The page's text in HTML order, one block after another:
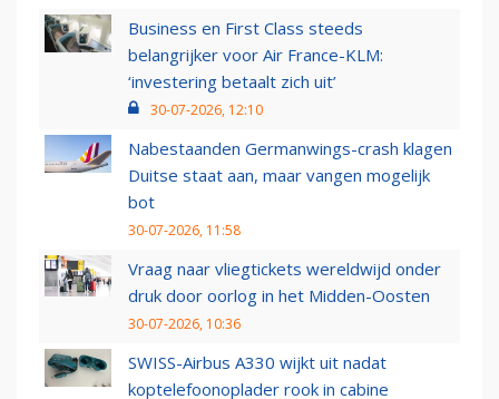
Business en First Class steeds
belangrijker voor Air France-KLM:
‘investering betaalt zich uit’
30-07-2026, 12:10
Nabestaanden Germanwings-crash klagen
Duitse staat aan, maar vangen mogelijk
bot
30-07-2026, 11:58
Vraag naar vliegtickets wereldwijd onder
druk door oorlog in het Midden-Oosten
30-07-2026, 10:36
SWISS-Airbus A330 wijkt uit nadat
koptelefoonoplader rook in cabine